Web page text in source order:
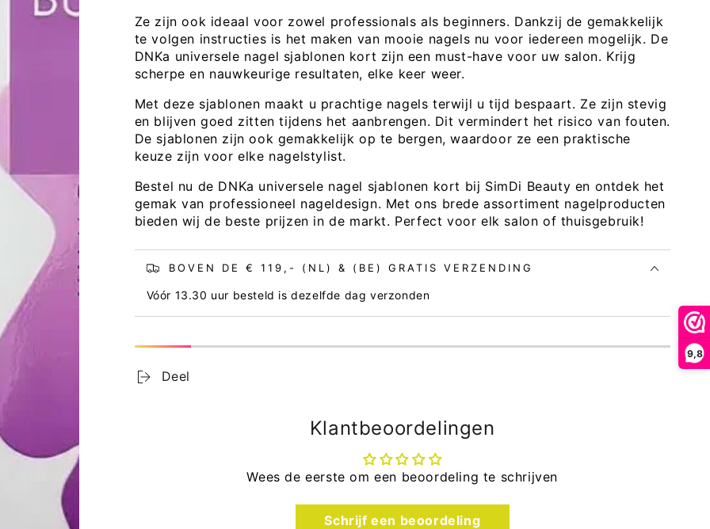
9,8
Open
media
3
modaal
Ze zijn ook ideaal voor zowel professionals als beginners. Dankzij de gemakkelijk
te volgen instructies is het maken van mooie nagels nu voor iedereen mogelijk. De
DNKa universele nagel sjablonen kort zijn een must-have voor uw salon. Krijg
scherpe en nauwkeurige resultaten, elke keer weer.
Met deze sjablonen maakt u prachtige nagels terwijl u tijd bespaart. Ze zijn stevig
en blijven goed zitten tijdens het aanbrengen. Dit vermindert het risico van fouten.
De sjablonen zijn ook gemakkelijk op te bergen, waardoor ze een praktische
keuze zijn voor elke nagelstylist.
Bestel nu de DNKa universele nagel sjablonen kort bij SimDi Beauty en ontdek het
gemak van professioneel nageldesign. Met ons brede assortiment nagelproducten
bieden wij de beste prijzen in de markt. Perfect voor elk salon of thuisgebruik!
BOVEN DE € 119,- (NL) & (BE) GRATIS VERZENDING
Vóór 13.30 uur besteld is dezelfde dag verzonden
Deel
Klantbeoordelingen
Wees de eerste om een beoordeling te schrijven
Schrijf een beoordeling